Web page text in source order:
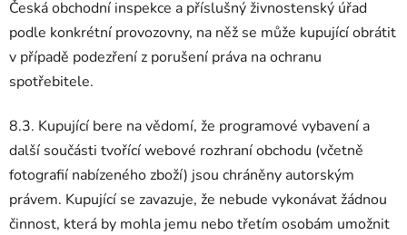
Česká obchodní inspekce a příslušný živnostenský úřad
podle konkrétní provozovny, na něž se může kupující obrátit
v případě podezření z porušení práva na ochranu
spotřebitele.
8.3. Kupující bere na vědomí, že programové vybavení a
další součásti tvořící webové rozhraní obchodu (včetně
fotografií nabízeného zboží) jsou chráněny autorským
právem. Kupující se zavazuje, že nebude vykonávat žádnou
činnost, která by mohla jemu nebo třetím osobám umožnit